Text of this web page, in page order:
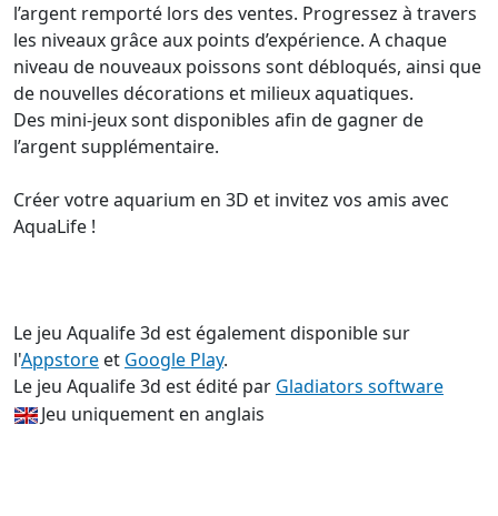
l’argent remporté lors des ventes. Progressez à travers
les niveaux grâce aux points d’expérience. A chaque
niveau de nouveaux poissons sont débloqués, ainsi que
de nouvelles décorations et milieux aquatiques.
Des mini-jeux sont disponibles afin de gagner de
l’argent supplémentaire.
Créer votre aquarium en 3D et invitez vos amis avec
AquaLife !
Le jeu Aqualife 3d est également disponible sur
l'Appstore et Google Play.
Le jeu Aqualife 3d est édité par Gladiators software
Jeu uniquement en anglais